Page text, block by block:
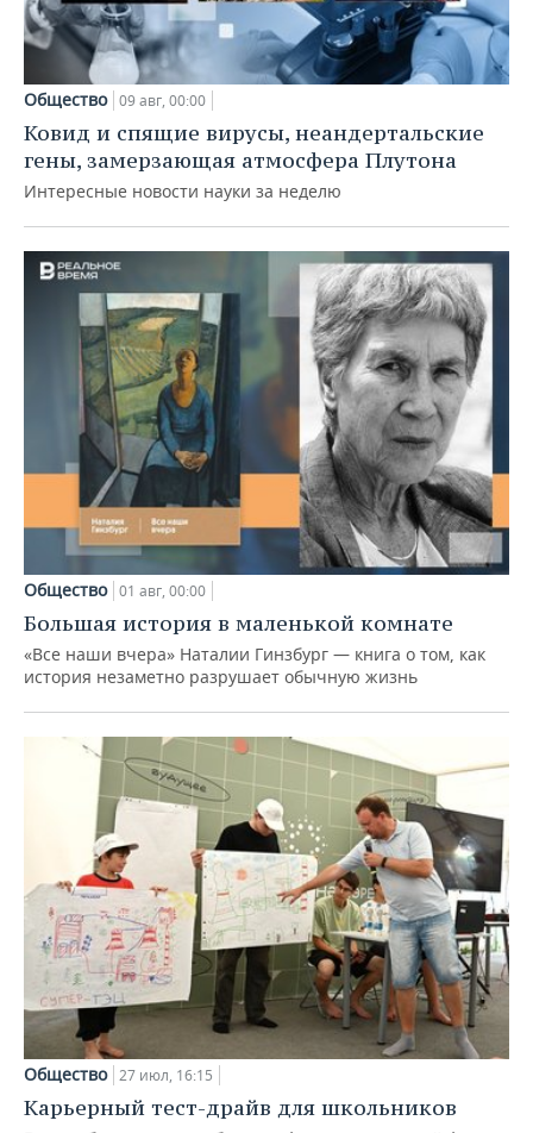
Общество 09 авг, 00:00
Ковид и спящие вирусы, неандертальские
гены, замерзающая атмосфера Плутона
Интересные новости науки за неделю
Общество 01 авг, 00:00
Большая история в маленькой комнате
«Все наши вчера» Наталии Гинзбург — книга о том, как
история незаметно разрушает обычную жизнь
Общество 27 июл, 16:15
Карьерный тест-драйв для школьников